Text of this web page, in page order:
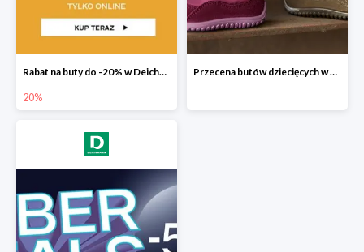
Rabat na buty do -20% w Deichmann
20%
Przecena butów dziecięcych w Deichmann